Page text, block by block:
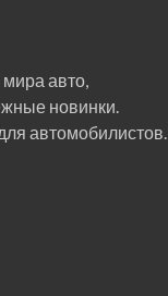
авто,
новинки.
автомобилистов.